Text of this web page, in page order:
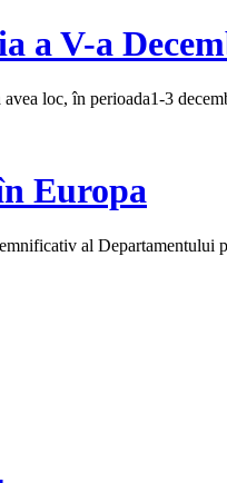
a V-a
loc, în perioada1-3
Europa
al Departamentului